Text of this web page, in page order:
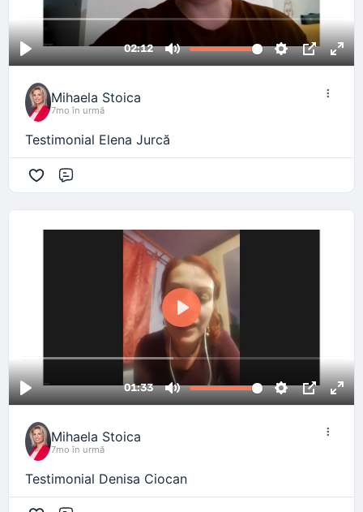
Mihaela Stoica
7mo în urmă
Testimonial Elena Jurcă
Mihaela Stoica
7mo în urmă
Testimonial Denisa Ciocan